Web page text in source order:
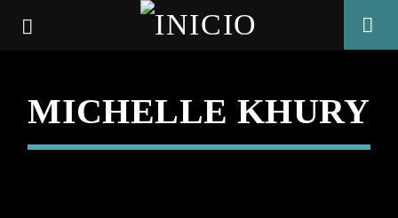
MICHELLE KHURY